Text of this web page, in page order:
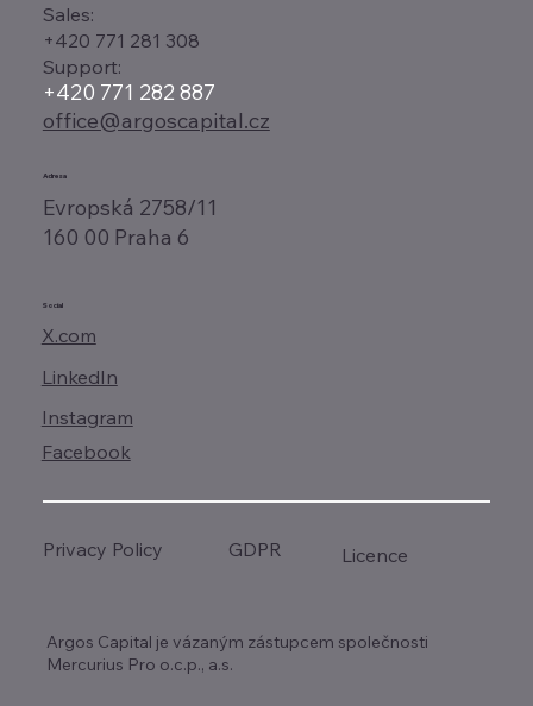
Adresa
Evropská 2758/11
160 00 Praha 6
Sales:
+420 771 281 308
Support:
+420 771 282 887
office@argoscapital.cz
Social
X.com
LinkedIn
Instagram
Facebook
Argos Capital je vázaným zástupcem společnosti
Mercurius Pro o.c.p., a.s.
Privacy Policy GDPR Licence